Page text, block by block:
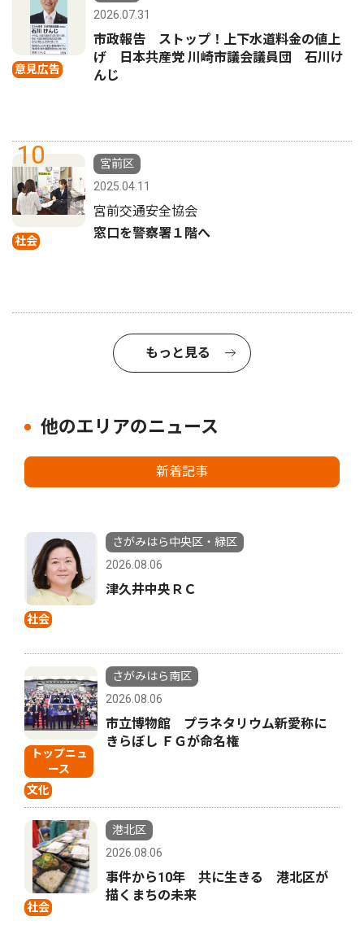
意見広告
2026.07.31
市政報告 ストップ！上下水道料金の値上
げ 日本共産党 川崎市議会議員団 石川け
んじ
10
社会
宮前区
2025.04.11
宮前交通安全協会
窓口を警察署１階へ
もっと見る
他のエリアのニュース
新着記事
社会
さがみはら中央区・緑区
2026.08.06
津久井中央ＲＣ
トップニュ
ース
文化
さがみはら南区
2026.08.06
市立博物館 プラネタリウム新愛称に
きらぼし ＦＧが命名権
社会
港北区
2026.08.06
事件から10年 共に生きる 港北区が
描くまちの未来